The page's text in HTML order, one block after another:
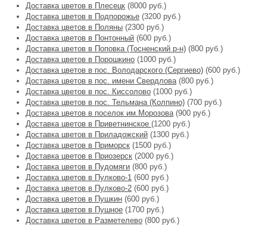
Доставка цветов в Плесецк (8000 руб.)
Доставка цветов в Подпорожье (3200 руб.)
Доставка цветов в Поляны (2300 руб.)
Доставка цветов в Понтонный (600 руб.)
Доставка цветов в Поповка (Тосненский р-н) (800 руб.)
Доставка цветов в Порошкино (1000 руб.)
Доставка цветов в пос. Володарского (Сергиево) (600 руб.)
Доставка цветов в пос. имени Свердлова(800 руб.)
Доставка цветов в пос. Киссолово (1000 руб.)
Доставка цветов в пос. Тельмана (Колпино) (700 руб.)
Доставка цветов в поселок им.Морозова(900 руб.)
Доставка цветов в Приветнинское (1200 руб.)
Доставка цветов в Приладожский (1300 руб.)
Доставка цветов в Приморск (1500 руб.)
Доставка цветов в Приозерск (2000 руб.)
Доставка цветов в Пудомяги (800 руб.)
Доставка цветов в Пулково-1 (600 руб.)
Доставка цветов в Пулково-2 (600 руб.)
Доставка цветов в Пушкин (600 руб.)
Доставка цветов в Пушное (1700 руб.)
Доставка цветов в Разметелево (800 руб.)